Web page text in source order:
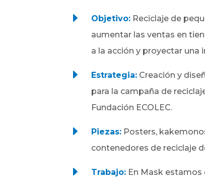
E Objetivo: Reciclaje de
aumentar las ventas en
a la acción y proyectar una
E Estrategia: Creación y
para la campaña de
Fundación ECOLEC.
E Piezas: Posters,
contenedores de reciclaje
E Trabajo: En Mask